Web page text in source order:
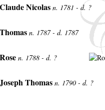
Claude Nicolas n. 1781 - d. ?
Thomas n. 1787 - d. 1787
Rose n. 1788 - d. ?
Joseph Thomas n. 1790 - d. ?